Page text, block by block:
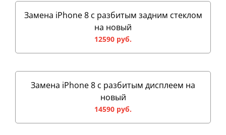
Замена iPhone 8 с разбитым задним стеклом
на новый
12590 руб.
Замена iPhone 8 с разбитым дисплеем на
новый
14590 руб.